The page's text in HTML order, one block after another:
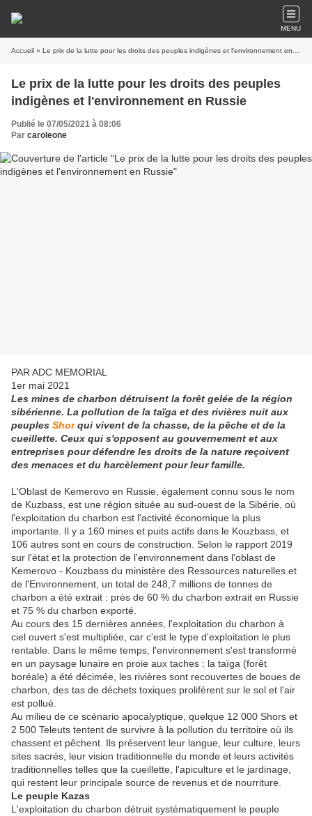
MENU
Accueil » Le prix de la lutte pour les droits des peuples indigènes et l'environnement en Russie
Le prix de la lutte pour les droits des peuples
indigènes et l'environnement en Russie
Publié le 07/05/2021 à 08:06
Par caroleone
PAR ADC MEMORIAL
1er mai 2021
Les mines de charbon détruisent la forêt gelée de la région
sibérienne. La pollution de la taïga et des rivières nuit aux
peuples Shorqui vivent de la chasse, de la pêche et de la
cueillette. Ceux qui s'opposent au gouvernement et aux
entreprises pour défendre les droits de la nature reçoivent
des menaces et du harcèlement pour leur famille.
L'Oblast de Kemerovo en Russie, également connu sous le nom
de Kuzbass, est une région située au sud-ouest de la Sibérie, où
l'exploitation du charbon est l'activité économique la plus
importante. Il y a 160 mines et puits actifs dans le Kouzbass, et
106 autres sont en cours de construction. Selon le rapport 2019
sur l'état et la protection de l'environnement dans l'oblast de
Kemerovo - Kouzbass du ministère des Ressources naturelles et
de l'Environnement, un total de 248,7 millions de tonnes de
charbon a été extrait : près de 60 % du charbon extrait en Russie
et 75 % du charbon exporté.
Au cours des 15 dernières années, l'exploitation du charbon à
ciel ouvert s'est multipliée, car c'est le type d'exploitation le plus
rentable. Dans le même temps, l'environnement s'est transformé
en un paysage lunaire en proie aux taches : la taïga (forêt
boréale) a été décimée, les rivières sont recouvertes de boues de
charbon, des tas de déchets toxiques prolifèrent sur le sol et l'air
est pollué.
Au milieu de ce scénario apocalyptique, quelque 12 000 Shors et
2 500 Teleuts tentent de survivre à la pollution du territoire où ils
chassent et pêchent. Ils préservent leur langue, leur culture, leurs
sites sacrés, leur vision traditionnelle du monde et leurs activités
traditionnelles telles que la cueillette, l'apiculture et le jardinage,
qui restent leur principale source de revenus et de nourriture.
Le peuple Kazas
L'exploitation du charbon détruit systématiquement le peuple